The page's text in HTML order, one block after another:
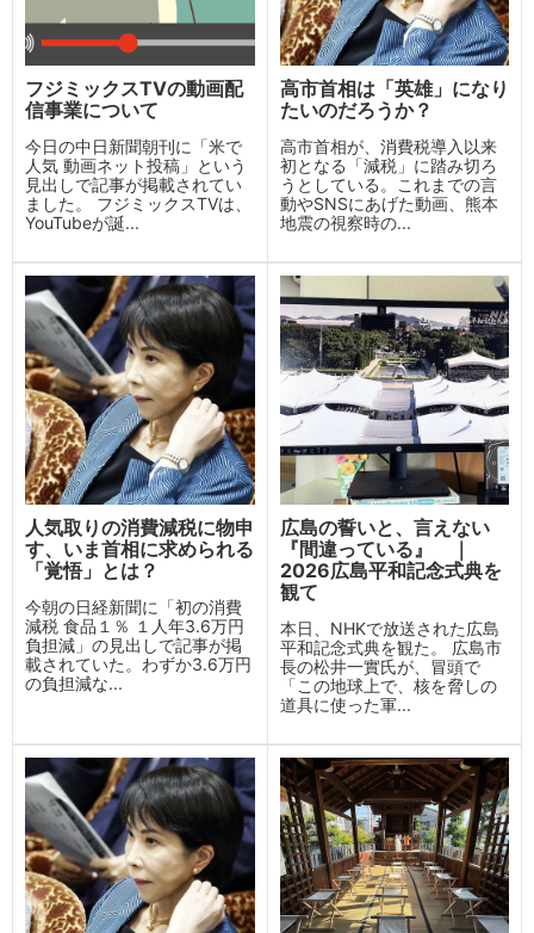
フジミックスTVの動画配
信事業について
今日の中日新聞朝刊に「米で
人気 動画ネット投稿」という
見出しで記事が掲載されてい
ました。 フジミックスTVは、
YouTubeが誕...
高市首相は「英雄」になり
たいのだろうか？
高市首相が、消費税導入以来
初となる「減税」に踏み切ろ
うとしている。これまでの言
動やSNSにあげた動画、熊本
地震の視察時の...
人気取りの消費減税に物申
す、いま首相に求められる
「覚悟」とは？
今朝の日経新聞に「初の消費
減税 食品１％ １人年3.6万円
負担減」の見出しで記事が掲
載されていた。わずか3.6万円
の負担減な...
広島の誓いと、言えない
『間違っている』 ｜
2026広島平和記念式典を
観て
本日、NHKで放送された広島
平和記念式典を観た。 広島市
長の松井一實氏が、冒頭で
「この地球上で、核を脅しの
道具に使った軍...